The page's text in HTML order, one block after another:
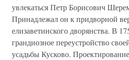
увлекаться Петр Борисович
Принадлежал он к придворной
елизаветинского дворянства. В
грандиозное переустройство
усадьбы Кусково.